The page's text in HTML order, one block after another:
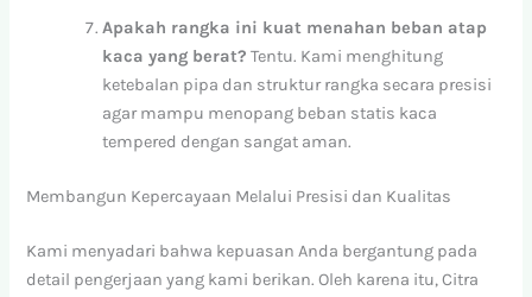
Apakah rangka ini kuat menahan beban atap
kaca yang berat? Tentu. Kami menghitung
ketebalan pipa dan struktur rangka secara presisi
agar mampu menopang beban statis kaca
tempered dengan sangat aman.
Membangun Kepercayaan Melalui Presisi dan Kualitas
Kami menyadari bahwa kepuasan Anda bergantung pada
detail pengerjaan yang kami berikan. Oleh karena itu, Citra